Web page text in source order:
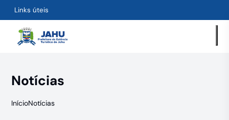
Links úteis
Notícias
InícioNotícias